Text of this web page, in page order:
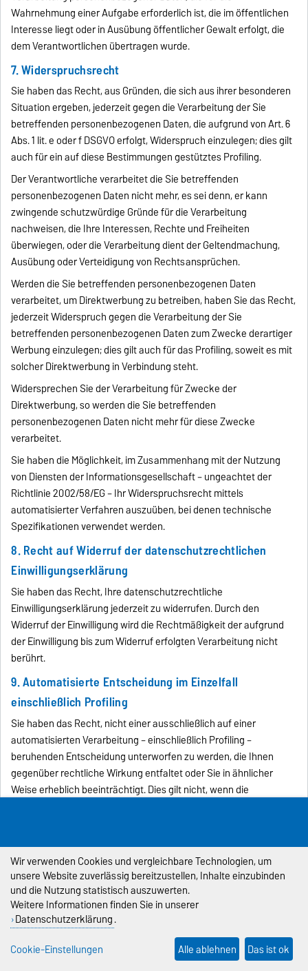
Wahrnehmung einer Aufgabe erforderlich ist, die im öffentlichen
Interesse liegt oder in Ausübung öffentlicher Gewalt erfolgt, die
dem Verantwortlichen übertragen wurde.
7. Widerspruchsrecht
Sie haben das Recht, aus Gründen, die sich aus ihrer besonderen
Situation ergeben, jederzeit gegen die Verarbeitung der Sie
betreffenden personenbezogenen Daten, die aufgrund von Art. 6
Abs. 1 lit. e oder f DSGVO erfolgt, Widerspruch einzulegen; dies gilt
auch für ein auf diese Bestimmungen gestütztes Profiling.
Der Verantwortliche verarbeitet die Sie betreffenden
personenbezogenen Daten nicht mehr, es sei denn, er kann
zwingende schutzwürdige Gründe für die Verarbeitung
nachweisen, die Ihre Interessen, Rechte und Freiheiten
überwiegen, oder die Verarbeitung dient der Geltendmachung,
Ausübung oder Verteidigung von Rechtsansprüchen.
Werden die Sie betreffenden personenbezogenen Daten
verarbeitet, um Direktwerbung zu betreiben, haben Sie das Recht,
jederzeit Widerspruch gegen die Verarbeitung der Sie
betreffenden personenbezogenen Daten zum Zwecke derartiger
Werbung einzulegen; dies gilt auch für das Profiling, soweit es mit
solcher Direktwerbung in Verbindung steht.
Widersprechen Sie der Verarbeitung für Zwecke der
Direktwerbung, so werden die Sie betreffenden
personenbezogenen Daten nicht mehr für diese Zwecke
verarbeitet.
Sie haben die Möglichkeit, im Zusammenhang mit der Nutzung
von Diensten der Informationsgesellschaft – ungeachtet der
Richtlinie 2002/58/EG – Ihr Widerspruchsrecht mittels
automatisierter Verfahren auszuüben, bei denen technische
Spezifikationen verwendet werden.
8. Recht auf Widerruf der datenschutzrechtlichen
Einwilligungserklärung
Sie haben das Recht, Ihre datenschutzrechtliche
Einwilligungserklärung jederzeit zu widerrufen. Durch den
Widerruf der Einwilligung wird die Rechtmäßigkeit der aufgrund
der Einwilligung bis zum Widerruf erfolgten Verarbeitung nicht
berührt.
9. Automatisierte Entscheidung im Einzelfall
einschließlich Profiling
Sie haben das Recht, nicht einer ausschließlich auf einer
automatisierten Verarbeitung – einschließlich Profiling –
beruhenden Entscheidung unterworfen zu werden, die Ihnen
gegenüber rechtliche Wirkung entfaltet oder Sie in ähnlicher
Weise erheblich beeinträchtigt. Dies gilt nicht, wenn die
Ihnen und dem Verantwortlichen erforderlich ist,
(2) aufgrund von Rechtsvorschriften der Union oder der
Mitgliedstaaten, denen der Verantwortliche unterliegt, zulässig ist
und diese Rechtsvorschriften angemessene Maßnahmen zur
Wahrung Ihrer Rechte und Freiheiten sowie Ihrer berechtigten
Interessen enthalten oder
(3) mit Ihrer ausdrücklichen Einwilligung erfolgt.
Wir verwenden Cookies und vergleichbare Technologien, um
unsere Website zuverlässig bereitzustellen, Inhalte einzubinden
und die Nutzung statistisch auszuwerten.
Weitere Informationen finden Sie in unserer
Datenschutzerklärung.
Cookie-Einstellungen
Alle ablehnen Das ist ok